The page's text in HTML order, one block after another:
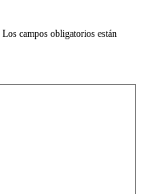
Los campos obligatorios están